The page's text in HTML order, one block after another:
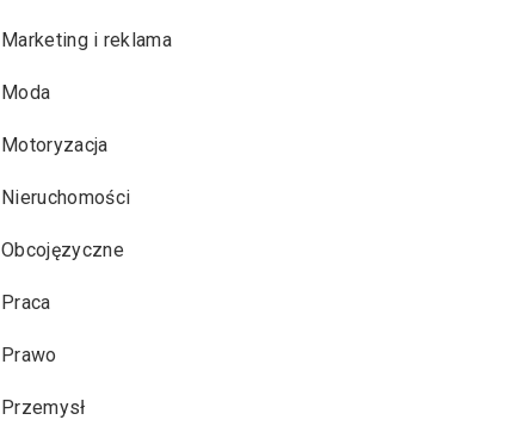
Marketing i reklama
Moda
Motoryzacja
Nieruchomości
Obcojęzyczne
Praca
Prawo
Przemysł